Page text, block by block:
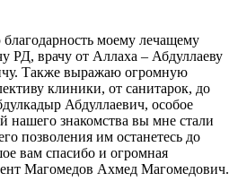
моему лечащему
РД, врачу от Аллаха – Абдуллаеву
Также выражаю огромную
клиники, от санитарок, до
Абдуллаевич, особое
нашего знакомства вы мне стали
позволения им останетесь до
вам спасибо и огромная
Магомедов Ахмед Магомедович.